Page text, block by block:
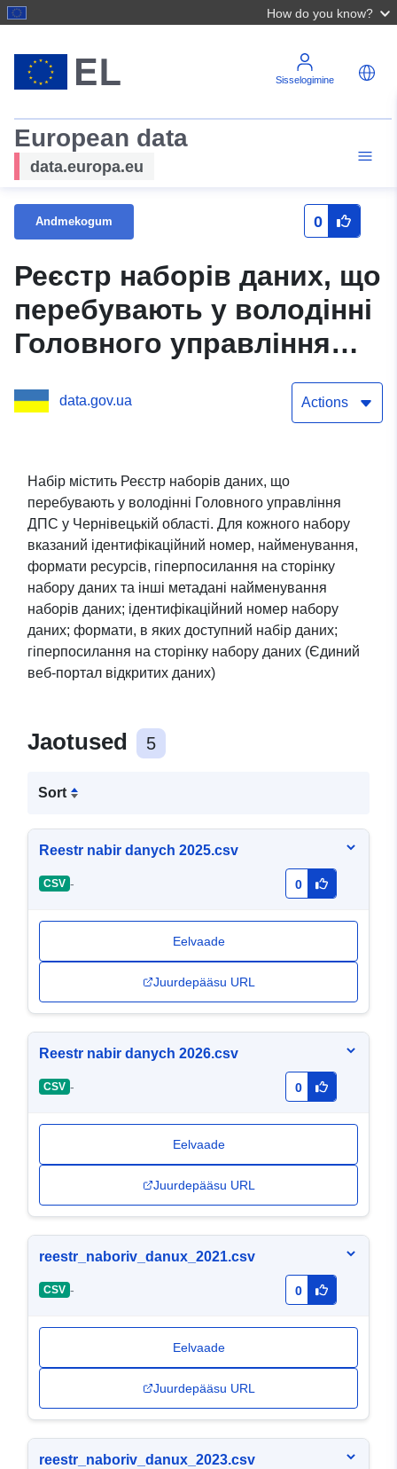
How do you know?
Sisselogimine
European data
data.europa.eu
Andmekogum 0
Реєстр наборів даних, що
перебувають у володінні
Головного управління
ДПС у Чернівецькій
області
data.gov.ua Actions
Набір містить Реєстр наборів даних, що
перебувають у володінні Головного управління
ДПС у Чернівецькій області. Для кожного набору
вказаний ідентифікаційний номер, найменування,
формати ресурсів, гіперпосилання на сторінку
набору даних та інші метадані найменування
наборів даних; ідентифікаційний номер набору
даних; формати, в яких доступний набір даних;
гіперпосилання на сторінку набору даних (Єдиний
веб-портал відкритих даних)
Jaotused 5
Sort
Reestr nabir danych 2025.csv
CSV - 0
Eelvaade
Juurdepääsu URL
Reestr nabir danych 2026.csv
CSV - 0
Eelvaade
Juurdepääsu URL
reestr_naboriv_danux_2021.csv
CSV - 0
Eelvaade
Juurdepääsu URL
reestr_naboriv_danux_2023.csv